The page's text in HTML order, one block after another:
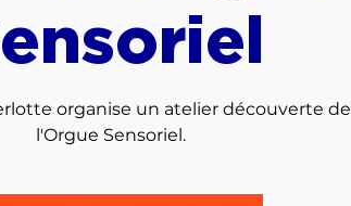
organise un atelier découverte de
l'Orgue Sensoriel.